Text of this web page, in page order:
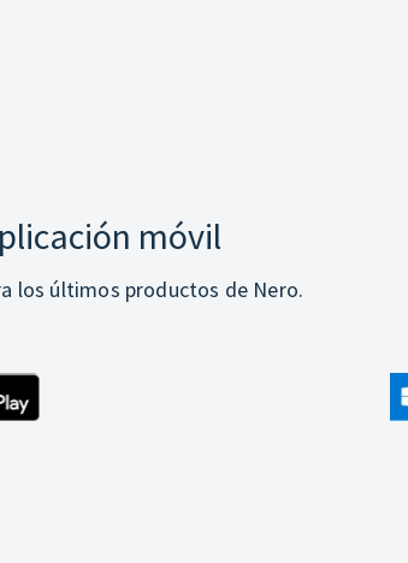
móvil
los últimos productos de Nero.